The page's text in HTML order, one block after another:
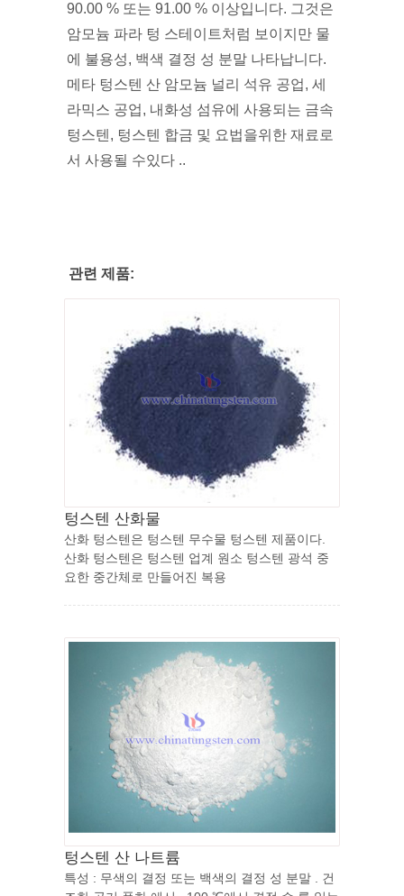
90.00 % 또는 91.00 % 이상입니다. 그것은
암모늄 파라 텅 스테이트처럼 보이지만 물
에 불용성, 백색 결정 성 분말 나타납니다.
메타 텅스텐 산 암모늄 널리 석유 공업, 세
라믹스 공업, 내화성 섬유에 사용되는 금속
텅스텐, 텅스텐 합금 및 요법을위한 재료로
서 사용될 수있다 ..
관련 제품:
텅스텐 산화물
산화 텅스텐은 텅스텐 무수물 텅스텐 제품이다.
산화 텅스텐은 텅스텐 업계 원소 텅스텐 광석 중
요한 중간체로 만들어진 복용
텅스텐 산 나트륨
특성 : 무색의 결정 또는 백색의 결정 성 분말 . 건